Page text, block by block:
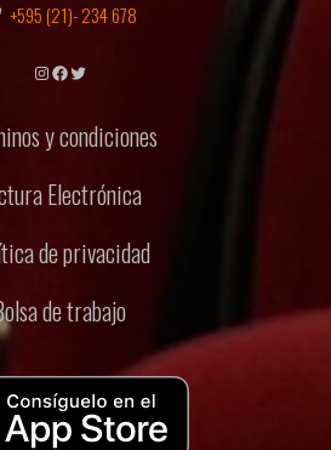
+595 (21)- 234 678
Instagram
Facebook
Twitter
y condiciones
Electrónica
de privacidad
de trabajo